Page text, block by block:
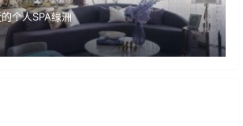
个人SPA绿洲